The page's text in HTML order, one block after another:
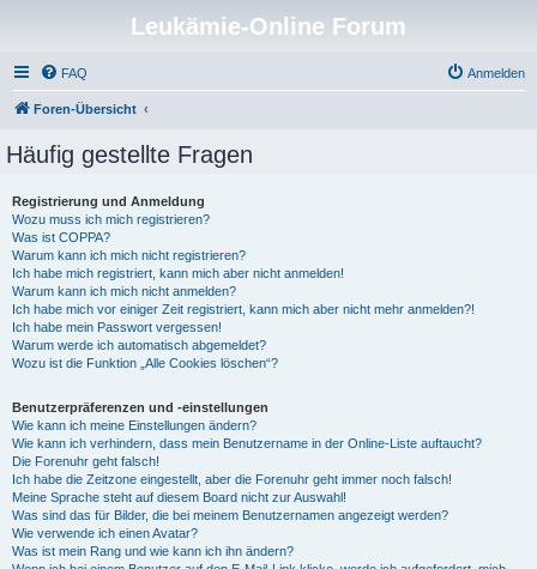
Leukämie-Online Forum
FAQ Anmelden
Foren-Übersicht
Häufig gestellte Fragen
Registrierung und Anmeldung
Wozu muss ich mich registrieren?
Was ist COPPA?
Warum kann ich mich nicht registrieren?
Ich habe mich registriert, kann mich aber nicht anmelden!
Warum kann ich mich nicht anmelden?
Ich habe mich vor einiger Zeit registriert, kann mich aber nicht mehr anmelden?!
Ich habe mein Passwort vergessen!
Warum werde ich automatisch abgemeldet?
Wozu ist die Funktion „Alle Cookies löschen“?
Benutzerpräferenzen und -einstellungen
Wie kann ich meine Einstellungen ändern?
Wie kann ich verhindern, dass mein Benutzername in der Online-Liste auftaucht?
Die Forenuhr geht falsch!
Ich habe die Zeitzone eingestellt, aber die Forenuhr geht immer noch falsch!
Meine Sprache steht auf diesem Board nicht zur Auswahl!
Was sind das für Bilder, die bei meinem Benutzernamen angezeigt werden?
Wie verwende ich einen Avatar?
Was ist mein Rang und wie kann ich ihn ändern?